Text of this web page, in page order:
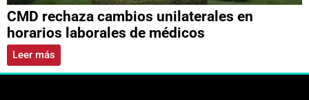
CMD rechaza cambios unilaterales en
horarios laborales de médicos
Leer más